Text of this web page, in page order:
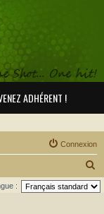
ADHÉRENT !
Connexion
e
: